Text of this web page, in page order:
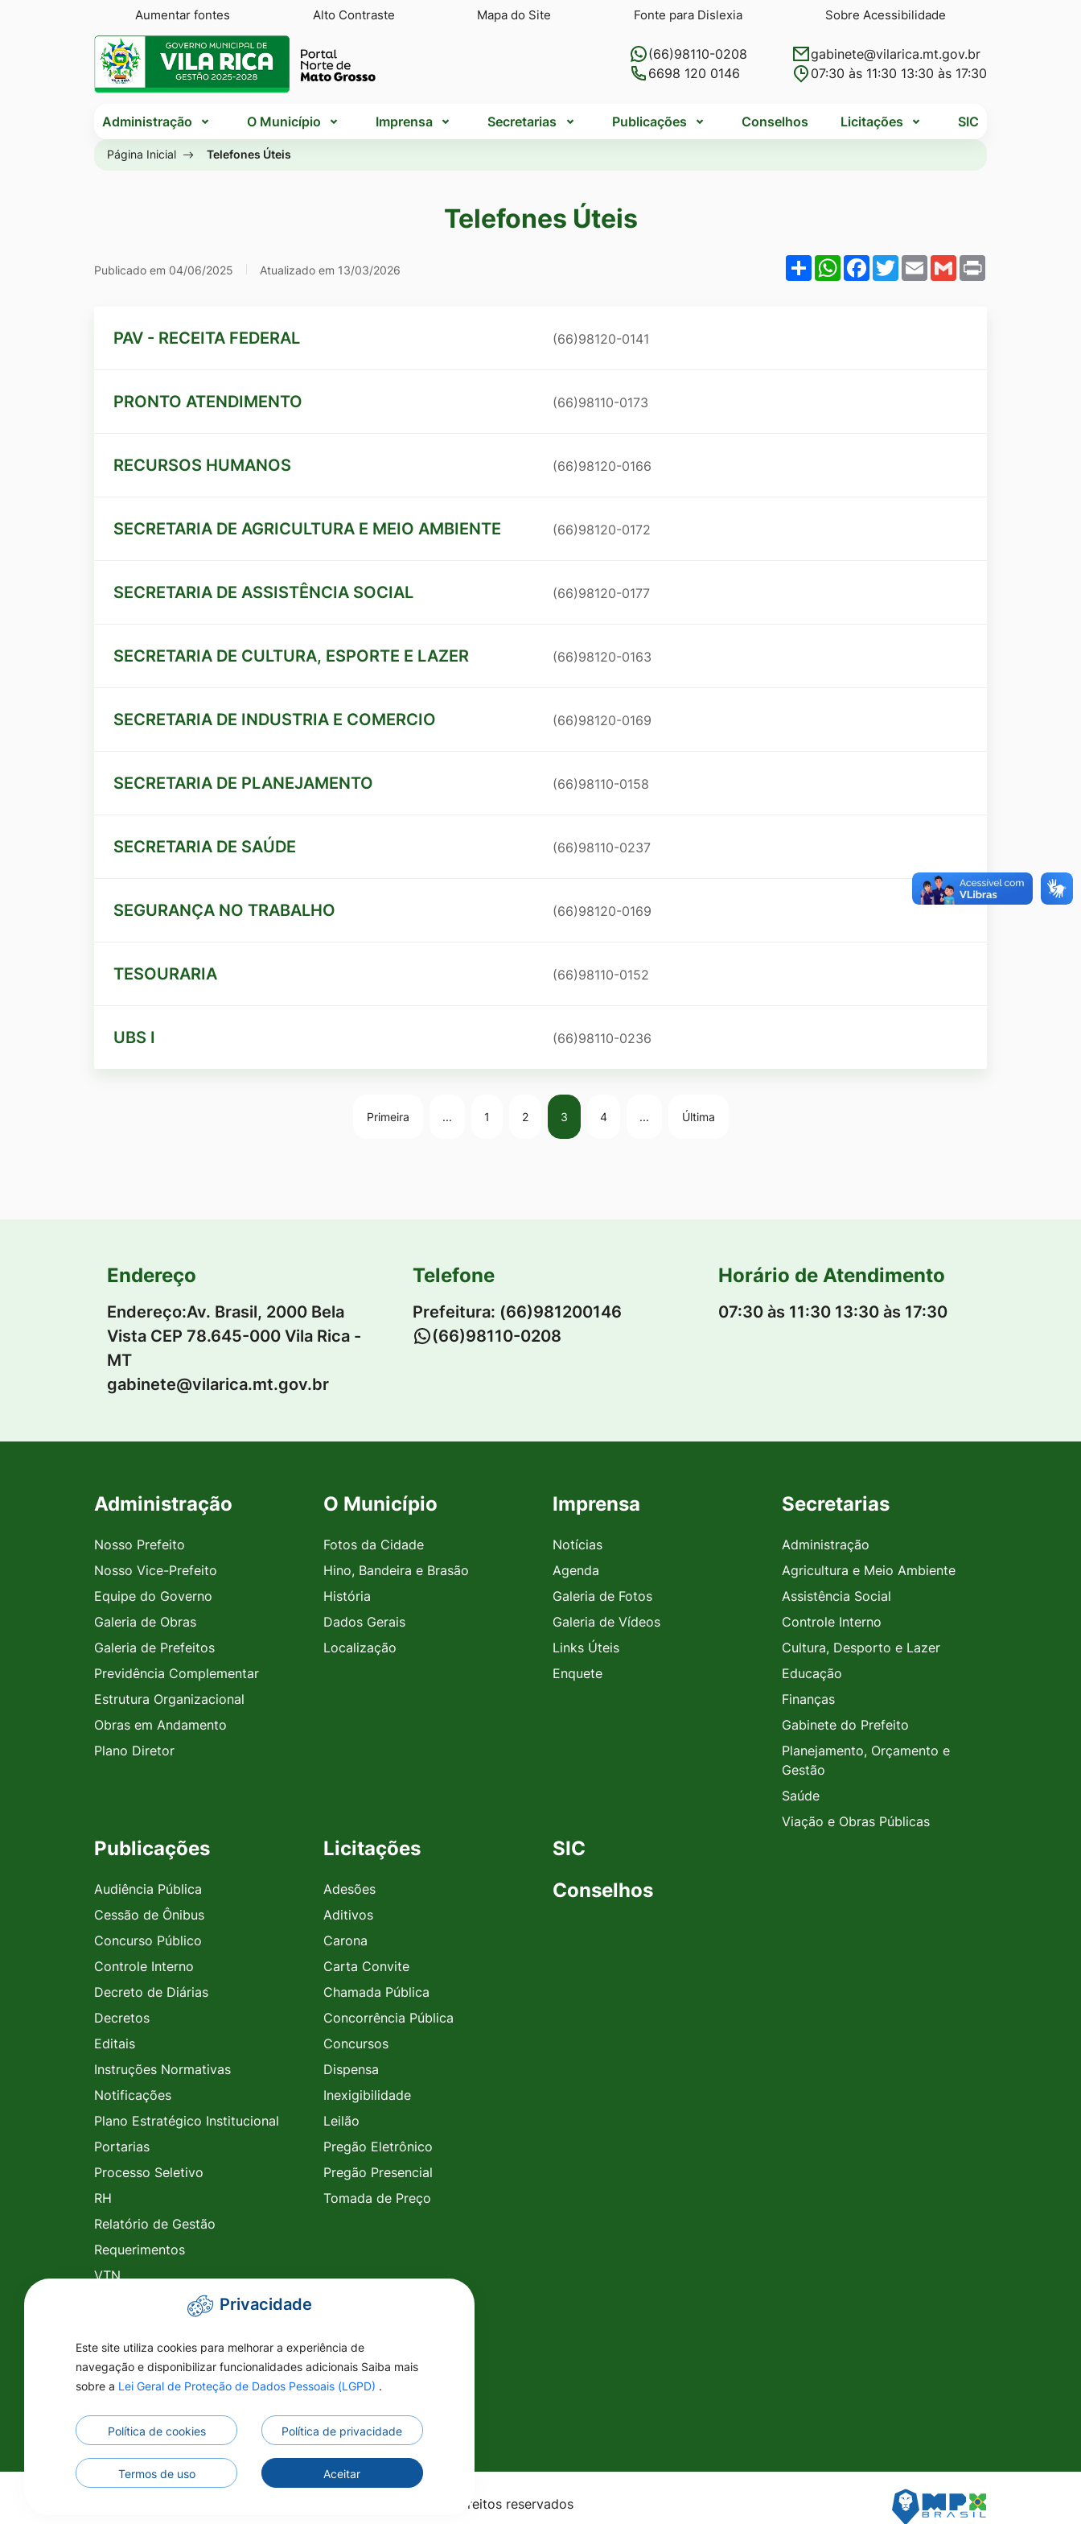
Seção
de
atalhos
e
de
acessibilidade
para
o
conteúdo
Ir
para
para
busca
para
[alt+4]
Aumentar fontes Alto Contraste Mapa do Site Fonte para Dislexia Sobre Acessibilidade
Seção
do
menu
principal
(66)98110-0208
6698 120 0146
gabinete@vilarica.mt.gov.br
07:30 às 11:30 13:30 às 17:30
do
menu
Administração O Município Imprensa Secretarias Publicações Conselhos Licitações SIC
Página Inicial Telefones Úteis
Telefones Úteis
Seção
Publicado em 04/06/2025 Atualizado em 13/03/2026 ShareWhatsApp
Facebook
Twitter
EmailGmail
PAV - RECEITA FEDERAL (66)98120-0141
PRONTO ATENDIMENTO (66)98110-0173
RECURSOS HUMANOS (66)98120-0166
SECRETARIA DE AGRICULTURA E MEIO AMBIENTE (66)98120-0172
SECRETARIA DE ASSISTÊNCIA SOCIAL (66)98120-0177
SECRETARIA DE CULTURA, ESPORTE E LAZER (66)98120-0163
SECRETARIA DE INDUSTRIA E COMERCIO (66)98120-0169
SECRETARIA DE PLANEJAMENTO (66)98110-0158
SECRETARIA DE SAÚDE (66)98110-0237
SEGURANÇA NO TRABALHO (66)98120-0169
TESOURARIA (66)98110-0152
UBS I (66)98110-0236
Primeira ... 1 2 3 4 ... Última
Endereço
Endereço:Av. Brasil, 2000 Bela
Vista CEP 78.645-000 Vila Rica -
MT
gabinete@vilarica.mt.gov.br
Telefone
Prefeitura: (66)981200146
(66)98110-0208
Horário de Atendimento
07:30 às 11:30 13:30 às 17:30
Seção do Rodapé e Contato
Administração
Nosso Prefeito
Nosso Vice-Prefeito
Equipe do Governo
Galeria de Obras
Galeria de Prefeitos
Previdência Complementar
Estrutura Organizacional
Obras em Andamento
Plano Diretor
O Município
Fotos da Cidade
Hino, Bandeira e Brasão
História
Dados Gerais
Localização
Imprensa
Notícias
Agenda
Galeria de Fotos
Galeria de Vídeos
Links Úteis
Enquete
Secretarias
Administração
Agricultura e Meio Ambiente
Assistência Social
Controle Interno
Cultura, Desporto e Lazer
Educação
Finanças
Gabinete do Prefeito
Planejamento, Orçamento e
Gestão
Saúde
Viação e Obras Públicas
Publicações
Audiência Pública
Cessão de Ônibus
Concurso Público
Controle Interno
Decreto de Diárias
Decretos
Editais
Instruções Normativas
Notificações
Plano Estratégico Institucional
Portarias
Processo Seletivo
RH
Relatório de Gestão
Requerimentos
VTN
Planejamento
Ações das Secretarias
Licitações
Adesões
Aditivos
Carona
Carta Convite
Chamada Pública
Concorrência Pública
Concursos
Dispensa
Inexigibilidade
Leilão
Pregão Eletrônico
Pregão Presencial
Tomada de Preço
SIC
Conselhos
©2026 - Prefeitura Municipal de Vila Rica - MT - Todos os direitos reservados
Privacidade
Este site utiliza cookies para melhorar a experiência de
navegação e disponibilizar funcionalidades adicionais Saiba mais
sobre a Lei Geral de Proteção de Dados Pessoais (LGPD) .
Política de cookies Política de privacidade
Termos de uso Aceitar